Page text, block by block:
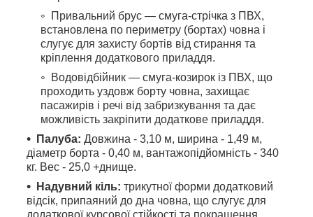
Привальний брус — смуга-стрічка з ПВХ,
встановлена по периметру (бортах) човна і
слугує для захисту бортів від стирання та
кріплення додаткового приладдя.
Водовідбійник — смуга-козирок із ПВХ, що
проходить уздовж борту човна, захищає
пасажирів і речі від забризкування та дає
можливість закріпити додаткове приладдя.
Палуба: Довжина - 3,10 м, ширина - 1,49 м,
діаметр борта - 0,40 м, вантажопідйомність - 340
кг. Вес - 25,0 +днище.
Надувний кіль: трикутної форми додатковий
відсік, припаяний до дна човна, що слугує для
додаткової курсової стійкості та покращення